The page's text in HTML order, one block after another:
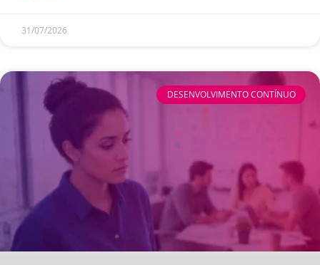
31/07/2026
DESENVOLVIMENTO CONTÍNUO